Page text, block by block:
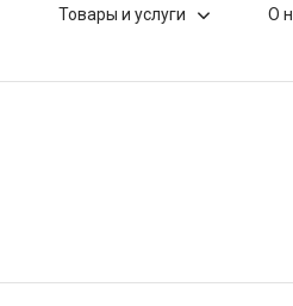
Товары и услуги О